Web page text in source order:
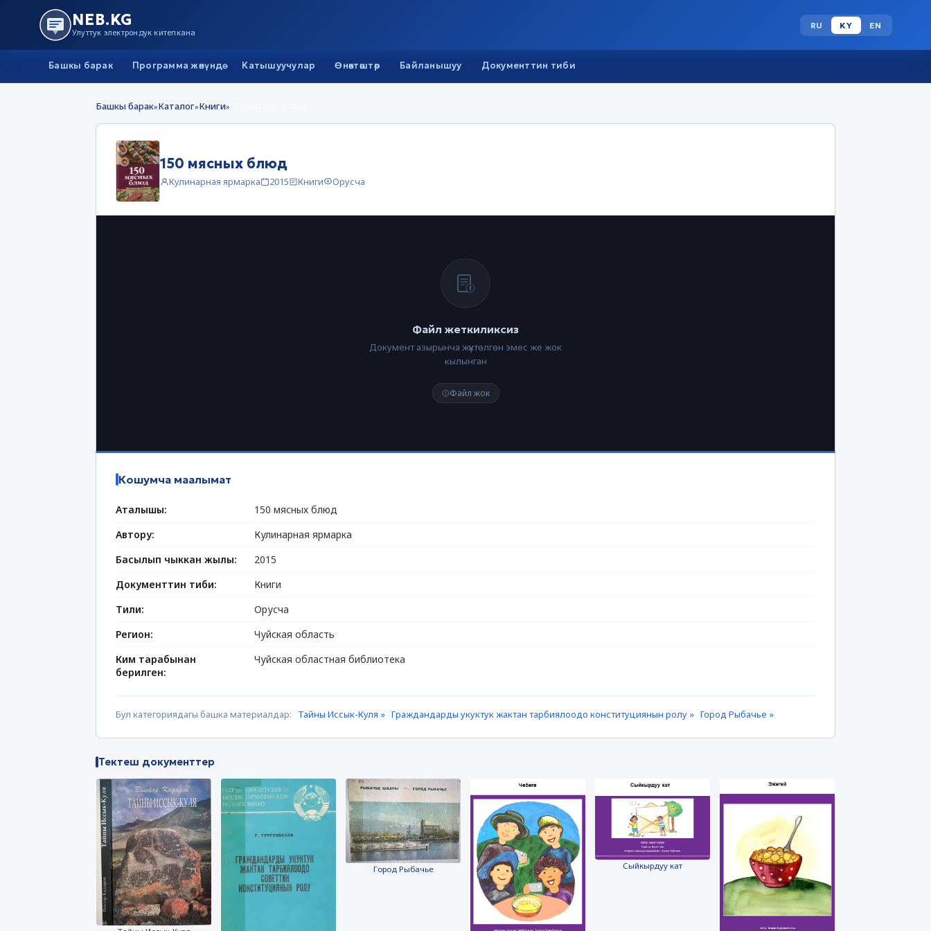
NEB.KG
Улуттук электрондук китепкана
RU KY EN
Башкы барак Программа жөнүндө Катышуучулар Өнөктөштөр Байланышуу Документтин тиби
Башкы барак»Каталог»Книги»
150 мясных блюд
Кулинарная ярмарка 2015 Книги Орусча
Файл жеткиликсиз
Документ азырынча жүктөлгөн эмес же жок
кылынган
Файл жок
Кошумча маалымат
Аталышы:
150 мясных блюд
Автору:
Кулинарная ярмарка
Басылып чыккан жылы:
2015
Документтин тиби:
Книги
Тили:
Орусча
Регион:
Чуйская область
Ким тарабынан
берилген:
Чуйская областная библиотека
Бул категориядагы башка материалдар: Тайны Иссык-Куля » Граждандарды укуктук жактан тарбиялоодо конституциянын ролу » Город Рыбачье »
Тектеш документтер
Город Рыбачье Сыйкырдуу кат